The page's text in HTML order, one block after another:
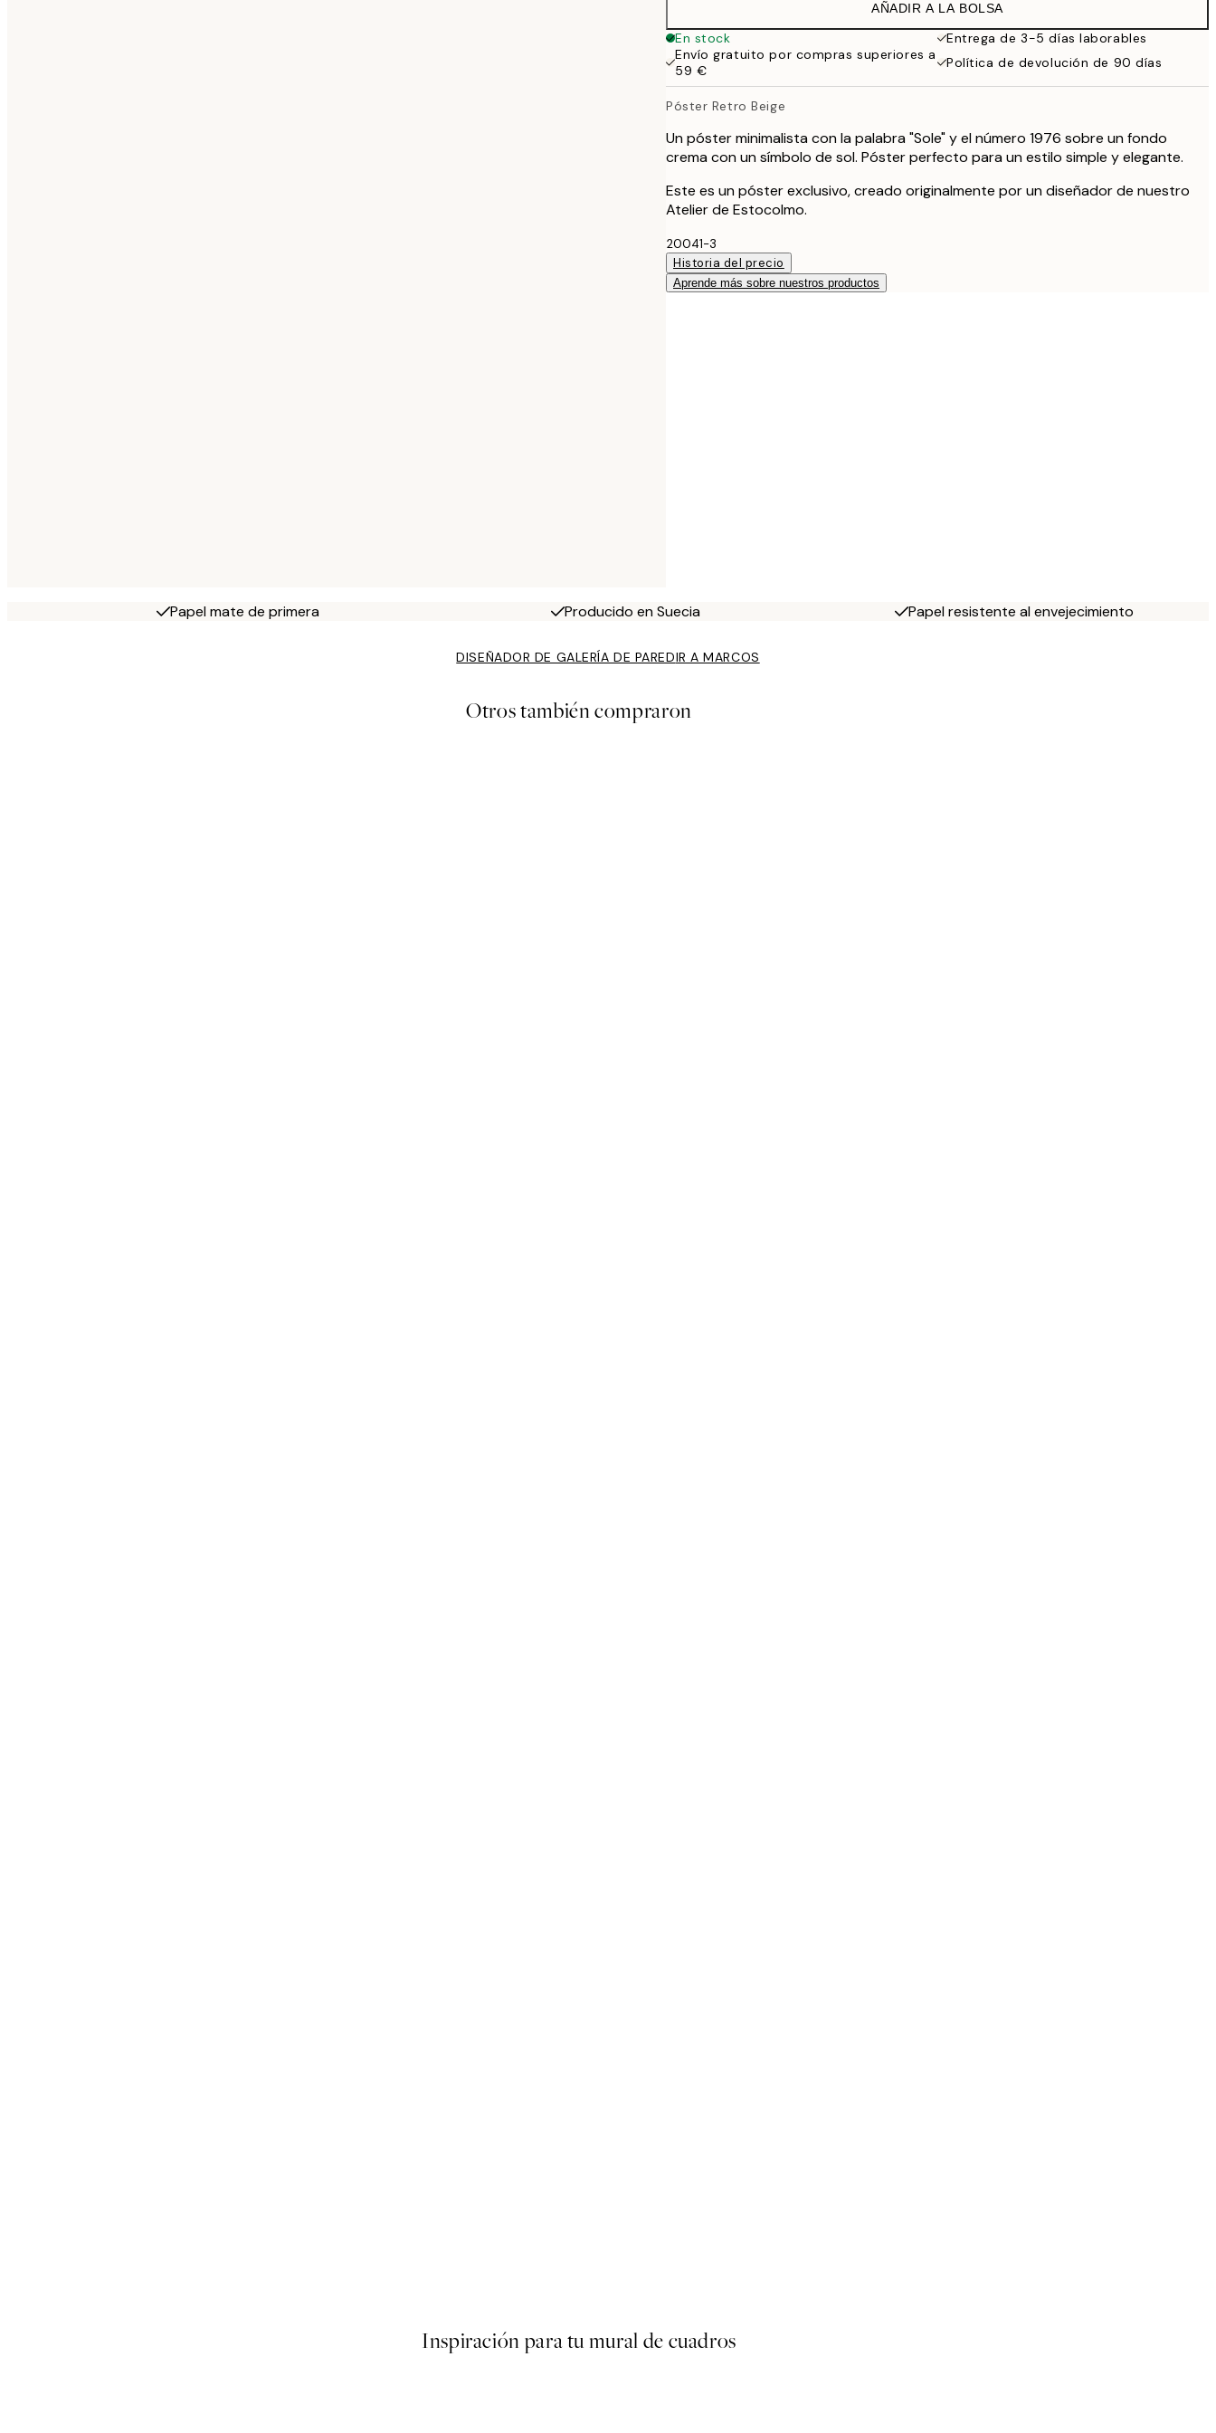
19,95 €
50x70 cm 16,23 €
100x150 cm
AÑADIR A LA BOLSA
En stock
Entrega de 3-5 días laborables
Envío gratuito por compras superiores a
59 €
Política de devolución de 90 días
Póster Retro Beige
Un póster minimalista con la palabra "Sole" y el número 1976 sobre un fondo
crema con un símbolo de sol. Póster perfecto para un estilo simple y elegante.
Este es un póster exclusivo, creado originalmente por un diseñador de nuestro
Atelier de Estocolmo.
20041-3
Historia del precio
Aprende más sobre nuestros productos
Papel mate de primera Producido en Suecia Papel resistente al envejecimiento
DISEÑADOR DE GALERÍA DE PAREDIR A MARCOS
Otros también compraron
Inspiración para tu mural de cuadros